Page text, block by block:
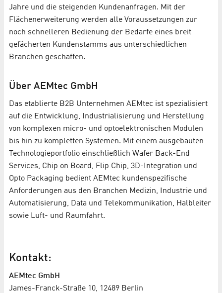
Jahre und die steigenden Kundenanfragen. Mit der
Flächenerweiterung werden alle Voraussetzungen zur
noch schnelleren Bedienung der Bedarfe eines breit
gefächerten Kundenstamms aus unterschiedlichen
Branchen geschaffen.
Über AEMtec GmbH
Das etablierte B2B Unternehmen AEMtec ist spezialisiert
auf die Entwicklung, Industrialisierung und Herstellung
von komplexen micro- und optoelektronischen Modulen
bis hin zu kompletten Systemen. Mit einem ausgebauten
Technologieportfolio einschließlich Wafer Back-End
Services, Chip on Board, Flip Chip, 3D-Integration und
Opto Packaging bedient AEMtec kundenspezifische
Anforderungen aus den Branchen Medizin, Industrie und
Automatisierung, Data und Telekommunikation, Halbleiter
sowie Luft- und Raumfahrt.
Kontakt:
AEMtec GmbH
James-Franck-Straße 10, 12489 Berlin